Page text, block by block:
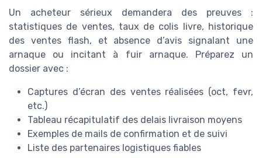
Un acheteur sérieux demandera des preuves :
statistiques de ventes, taux de colis livre, historique
des ventes flash, et absence d’avis signalant une
arnaque ou incitant à fuir arnaque. Préparez un
dossier avec :
Captures d’écran des ventes réalisées (oct, fevr,
etc.)
Tableau récapitulatif des delais livraison moyens
Exemples de mails de confirmation et de suivi
Liste des partenaires logistiques fiables